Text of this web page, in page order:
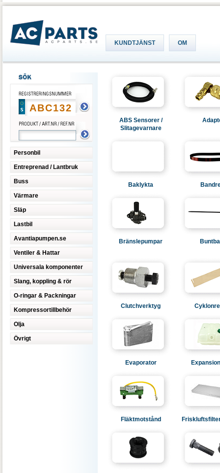
KUNDTJÄNST OM
Personbil
Entreprenad / Lantbruk
Buss
Värmare
Släp
Lastbil
Avantiapumpen.se
Ventiler & Hattar
Universala komponenter
Slang, koppling & rör
O-ringar & Packningar
Kompressortillbehör
Olja
Övrigt
ABS Sensorer /
Slitagevarnare
Baklykta
Bränslepumpar
Clutchverktyg
Evaporator
Fläktmotstånd